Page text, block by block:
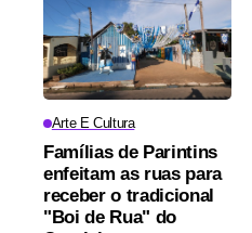
Arte E Cultura
Famílias de Parintins
enfeitam as ruas para
receber o tradicional
"Boi de Rua" do